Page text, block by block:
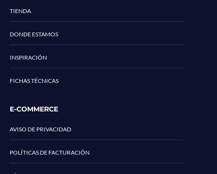
TIENDA
DONDE ESTAMOS
INSPIRACIÓN
FICHAS TÉCNICAS
E-COMMERCE
AVISO DE PRIVACIDAD
POLÍTICAS DE FACTURACIÓN